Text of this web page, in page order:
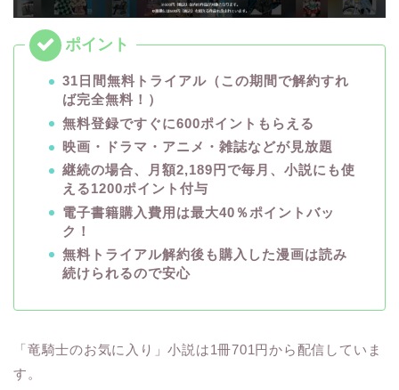
31日間無料トライアル（この期間で解約すれ
ば完全無料！）
無料登録ですぐに600ポイントもらえる
映画・ドラマ・アニメ・雑誌などが見放題
継続の場合、月額2,189円で毎月、小説にも使
える1200ポイント付与
電子書籍購入費用は最大40％ポイントバッ
ク！
無料トライアル解約後も購入した漫画は読み
続けられるので安心
「竜騎士のお気に入り」小説は1冊701円から配信していま
す。